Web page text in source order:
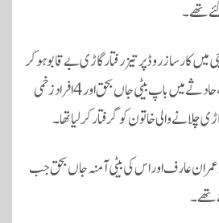
تھے۔
کو کراچی میں کارساز روڈ پر تیز رفتار گاڑی بے قابو ہو کر
راہ گیروں پر چڑھ دوڑی تھی، حادثے میں باپ بیٹی جاں بحق اور 4 افراد زخمی
والی خاتون کو گرفتار کرلیا تھا۔
عارف اور اس کی بیٹی آمنہ جاں بحق جب